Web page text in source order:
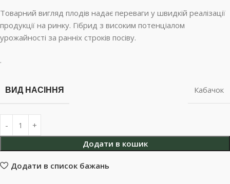
Товарний вигляд плодів надає переваги у швидкій реалізації
продукції на ринку. Гібрид з високим потенціалом
урожайності за ранніх строків посіву.
.
ВИД НАСІННЯ Кабачок
Додати в кошик
Додати в список бажань